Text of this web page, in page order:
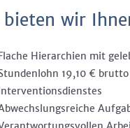
bieten wir
Flache Hierarchien mit
19,10 €
Interventionsdienstes